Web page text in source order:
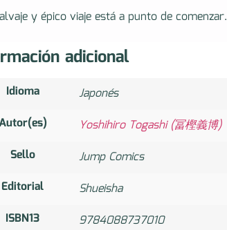
y épico viaje está a punto de comenzar.
adicional
Idioma
Japonés
Yoshihiro Togashi (冨樫義博)
Sello
Jump Comics
Editorial
Shueisha
ISBN13
9784088737010